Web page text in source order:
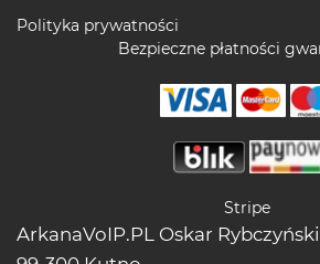
Polityka prywatności
Bezpieczne płatności
Stripe
ArkanaVoIP.PL Oskar Rybczyński